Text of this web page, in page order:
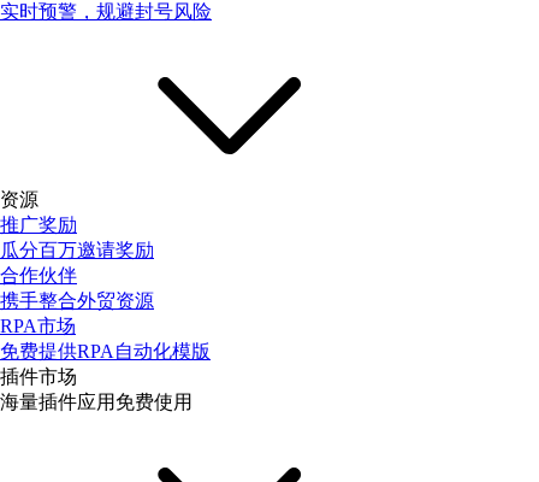
实时预警，规避封号风险
资源
推广奖励
瓜分百万邀请奖励
合作伙伴
携手整合外贸资源
RPA市场
免费提供RPA自动化模版
插件市场
海量插件应用免费使用